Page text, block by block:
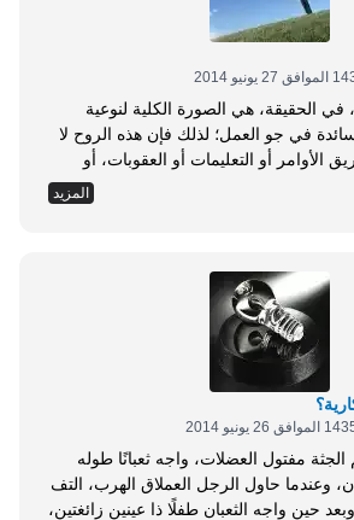
في الحقيقة، هي الصورة الكلية لنوعية
في جو العمل؛ لذلك فإن هذه الروح لا
الأوامر أو التعليمات أو العقوبات، أو
رغمًا عن إرادة العاملين. لذلك فنحن يمكننا الحكم على درجة
ما من خلال صورة العلاقات الإنسانية
حرص الإسلام على الروح المعنوية في الصف غاية
أحد بعد الهزيمة من المشركين, يقول
تَحْزَنُوا وَأَنْتُمُ الأَعْلَوْنَ إِنْ...
المزيد
مفتول العضلات، واجه ثعبانًا طوله
وعندما حاول الرجل العملاق الهرب، التف
حين واجه الثعبان طفلًا ذا عينين زائغتين،